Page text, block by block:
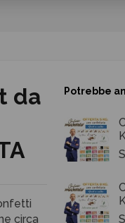
da
circa
Potrebbe